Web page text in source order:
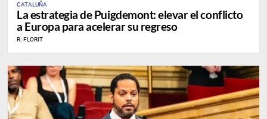
CATALUÑA
La estrategia de Puigdemont: elevar el conflicto
a Europa para acelerar su regreso
R. FLORIT